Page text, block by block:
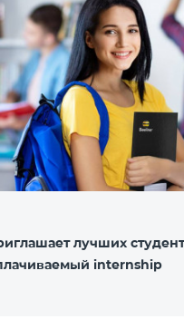
лучших
internship